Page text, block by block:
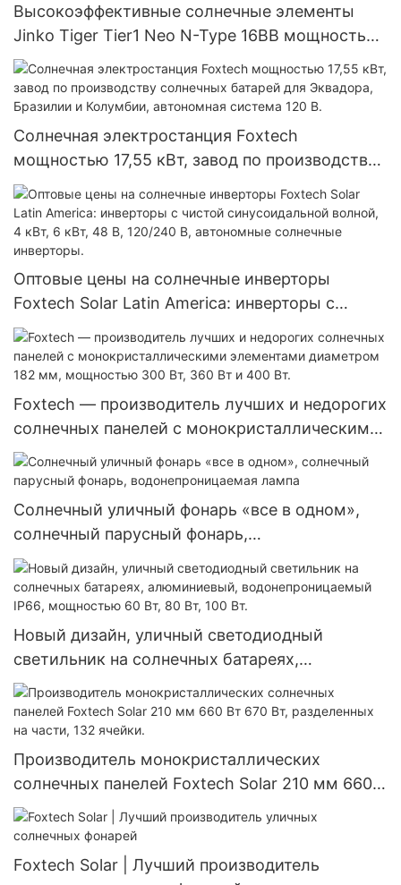
Высокоэффективные солнечные элементы
Jinko Tiger Tier1 Neo N-Type 16BB мощностью
590 Вт, 620 Вт, 630 Вт, 650 Вт, двусторонние
модули с двумя батареями.
Солнечная электростанция Foxtech
мощностью 17,55 кВт, завод по производству
солнечных батарей для Эквадора, Бразилии и
Колумбии, автономная система 120 В.
Оптовые цены на солнечные инверторы
Foxtech Solar Latin America: инверторы с
чистой синусоидальной волной, 4 кВт, 6 кВт,
48 В, 120/240 В, автономные солнечные
инверторы.
Foxtech — производитель лучших и недорогих
солнечных панелей с монокристаллическими
элементами диаметром 182 мм, мощностью
300 Вт, 360 Вт и 400 Вт.
Солнечный уличный фонарь «все в одном»,
солнечный парусный фонарь,
водонепроницаемая лампа
Новый дизайн, уличный светодиодный
светильник на солнечных батареях,
алюминиевый, водонепроницаемый IP66,
мощностью 60 Вт, 80 Вт, 100 Вт.
Производитель монокристаллических
солнечных панелей Foxtech Solar 210 мм 660
Вт 670 Вт, разделенных на части, 132 ячейки.
Foxtech Solar | Лучший производитель